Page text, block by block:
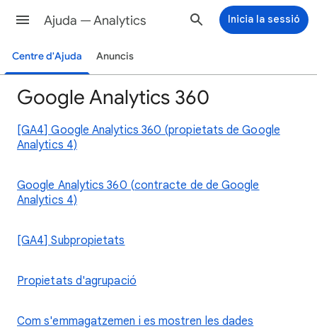
Ajuda — Analytics Inicia la sessió
Centre d'Ajuda Anuncis
Google Analytics 360
[GA4] Google Analytics 360 (propietats de Google
Analytics 4)
Google Analytics 360 (contracte de de Google
Analytics 4)
[GA4] Subpropietats
Propietats d'agrupació
Com s'emmagatzemen i es mostren les dades